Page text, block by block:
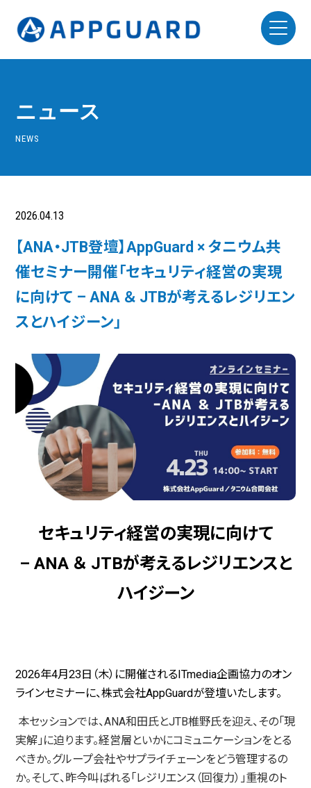
ニュース
NEWS
2026.04.13
【ANA・JTB登壇】AppGuard × タニウム共
催セミナー開催「セキュリティ経営の実現
に向けて – ANA ＆ JTBが考えるレジリエン
スとハイジーン」
セキュリティ経営の実現に向けて
– ANA ＆ JTBが考えるレジリエンスと
ハイジーン
2026年4月23日（木）に開催されるITmedia企画協力のオン
ラインセミナーに、株式会社AppGuardが登壇いたします。
本セッションでは、ANA和田氏とJTB椎野氏を迎え、その「現
実解」に迫ります。経営層といかにコミュニケーションをとる
べきか。グループ会社やサプライチェーンをどう管理するの
か。そして、昨今叫ばれる「レジリエンス（回復力）」重視のト